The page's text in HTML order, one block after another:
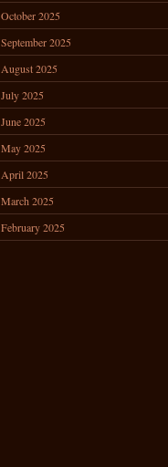
October 2025
September 2025
August 2025
July 2025
June 2025
May 2025
April 2025
March 2025
February 2025